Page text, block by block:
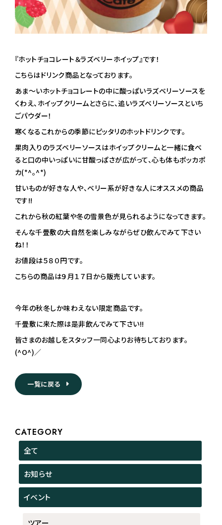
『ホットチョコレート＆ラズベリーホイップ』です！
こちらはドリンク商品となっております。
あま～いホットチョコレートの中に酸っぱいラズベリーソースを
くわえ、ホイップクリームとさらに、追いラズベリーソースといち
ごパウダー！
寒くなるこれからの季節にピッタリのホットドリンクです。
果肉入りのラズベリーソースはホイップクリームと一緒に食べ
ると口の中いっぱいに甘酸っぱさが広がって、心も体もポッカポ
カ(*^。^*)
甘いものが好きな人や、ベリー系が好きな人にオススメの商品
です!!
これから秋の紅葉や冬の雪景色が見られるようになってきます。
そんな千畳敷の大自然を楽しみながらぜひ飲んでみて下さい
ね！！
お値段は５８０円です。
こちらの商品は９月１７日から販売しています。
今年の秋冬しか味わえない限定商品です。
千畳敷に来た際は是非飲んでみて下さい!!
皆さまのお越しをスタッフ一同心よりお待ちしております。
(^O^)／
一覧に戻る
CATEGORY
全て
お知らせ
イベント
ツアー